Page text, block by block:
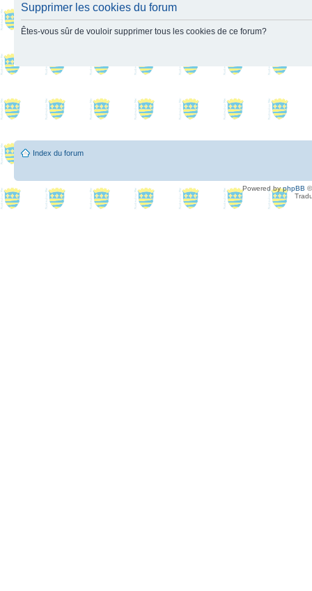
Supprimer les cookies du forum
Êtes-vous sûr de vouloir supprimer tous les cookies de ce forum?
Index du forum
Powered byphpBB